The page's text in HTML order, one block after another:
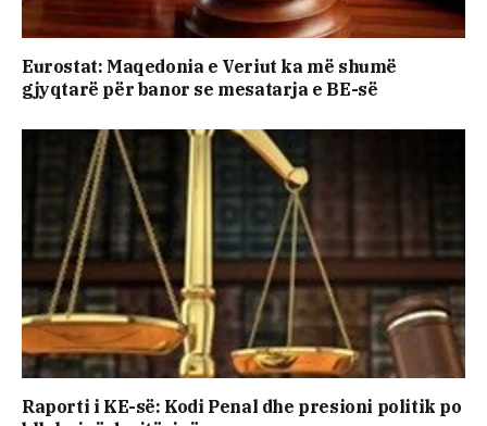
Eurostat: Maqedonia e Veriut ka më shumë
gjyqtarë për banor se mesatarja e BE-së
Raporti i KE-së: Kodi Penal dhe presioni politik po